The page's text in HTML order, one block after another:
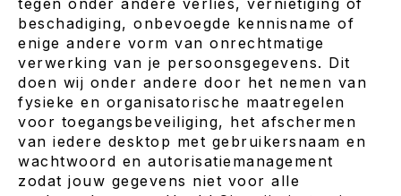
tegen onder andere verlies, vernietiging of
beschadiging, onbevoegde kennisname of
enige andere vorm van onrechtmatige
verwerking van je persoonsgegevens. Dit
doen wij onder andere door het nemen van
fysieke en organisatorische maatregelen
voor toegangsbeveiliging, het afschermen
van iedere desktop met gebruikersnaam en
wachtwoord en autorisatiemanagement
zodat jouw gegevens niet voor alle